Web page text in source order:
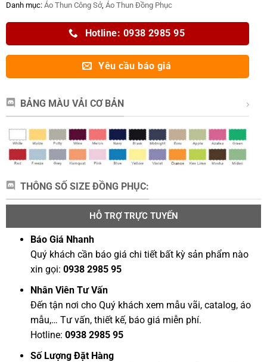
Danh mục: Áo Thun Công Sở, Áo Thun Đồng Phục
Hotline: 0938 2985 95
Yêu cầu báo giá
BẢNG MÀU VẢI CƠ BẢN
THÔNG SỐ SIZE ĐỒNG PHỤC:
HỖ TRỢ TRỰC TUYẾN
Báo Giá Nhanh
Quý khách cần báo giá chi tiết bất kỳ sản phẩm nào
xin gọi:0938 2985 95
Nhân Viên Tư Vấn
Đến tận nơi cho Quý khách xem mẫu vãi, catalog, áo
mẫu,… Tư vấn, thiết kế, báo giá miễn phí.
Hotline: 0938 2985 95
Số Lượng Đặt Hàng